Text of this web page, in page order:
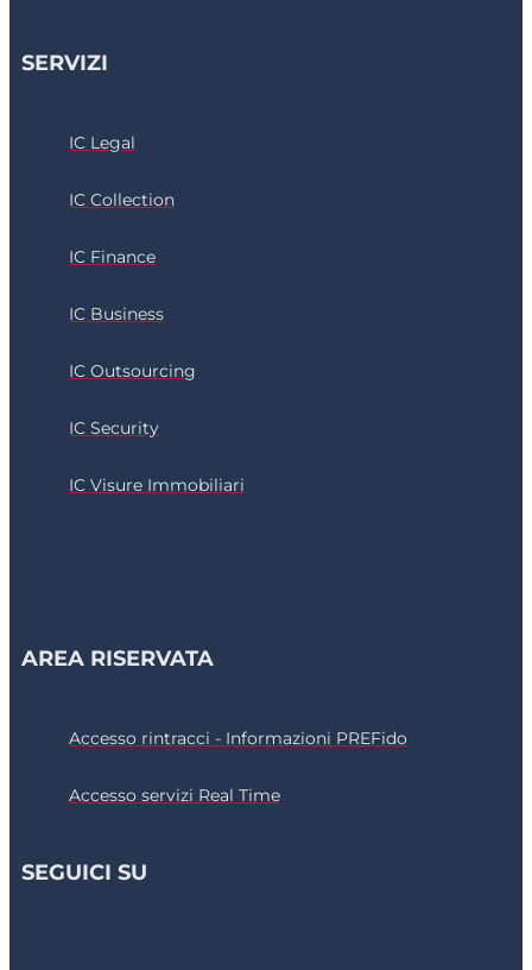
SERVIZI
IC Legal
IC Collection
IC Finance
IC Business
IC Outsourcing
IC Security
IC Visure Immobiliari
AREA RISERVATA
Accesso rintracci - Informazioni PREFido
Accesso servizi Real Time
SEGUICI SU